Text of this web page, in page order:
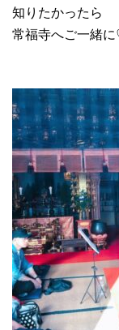
知りたかったら
常福寺へご一緒